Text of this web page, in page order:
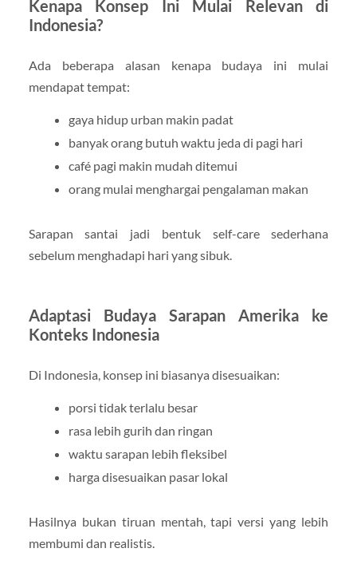
Kenapa Konsep Ini Mulai Relevan di
Indonesia?
Ada beberapa alasan kenapa budaya ini mulai
mendapat tempat:
gaya hidup urban makin padat
banyak orang butuh waktu jeda di pagi hari
café pagi makin mudah ditemui
orang mulai menghargai pengalaman makan
Sarapan santai jadi bentuk self-care sederhana
sebelum menghadapi hari yang sibuk.
Adaptasi Budaya Sarapan Amerika ke
Konteks Indonesia
Di Indonesia, konsep ini biasanya disesuaikan:
porsi tidak terlalu besar
rasa lebih gurih dan ringan
waktu sarapan lebih fleksibel
harga disesuaikan pasar lokal
Hasilnya bukan tiruan mentah, tapi versi yang lebih
membumi dan realistis.